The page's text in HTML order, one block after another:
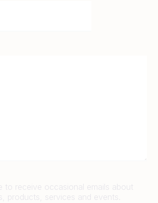
to receive occasional emails about
products, services and events.